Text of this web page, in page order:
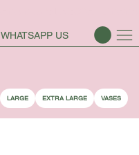
WHATSAPP US
LARGE EXTRA LARGE VASES